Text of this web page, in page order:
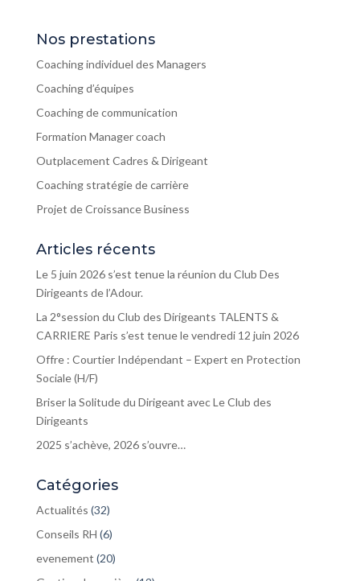
Nos prestations
Coaching individuel des Managers
Coaching d’équipes
Coaching de communication
Formation Manager coach
Outplacement Cadres & Dirigeant
Coaching stratégie de carrière
Projet de Croissance Business
Articles récents
Le 5 juin 2026 s’est tenue la réunion du Club Des
Dirigeants de l’Adour.
La 2°session du Club des Dirigeants TALENTS &
CARRIERE Paris s’est tenue le vendredi 12 juin 2026
Offre : Courtier Indépendant – Expert en Protection
Sociale (H/F)
Briser la Solitude du Dirigeant avec Le Club des
Dirigeants
2025 s’achève, 2026 s’ouvre…
Catégories
Actualités (32)
Conseils RH (6)
evenement (20)